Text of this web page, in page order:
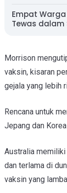
Empat
Tewas dalam
Morrison
vaksin, kisaran
gejala yang lebih
Rencana untuk
Jepang dan
Australia
dan terlama di
vaksin yang